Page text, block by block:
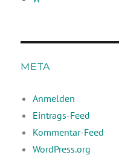
META
Anmelden
Eintrags-Feed
Kommentar-Feed
WordPress.org